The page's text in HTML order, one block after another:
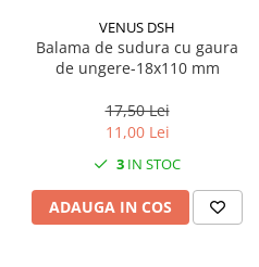
VENUS DSH
Balama de sudura cu gaura
de ungere-18x110 mm
17,50 Lei
11,00 Lei
3 IN STOC
ADAUGA IN COS